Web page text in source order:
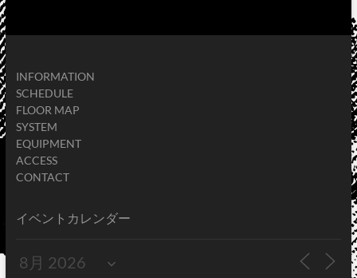
INFORMATION
SCHEDULE
FLOOR MAP
SYSTEM
EQUIPMENT
ACCESS
CONTACT
イベントカレンダー